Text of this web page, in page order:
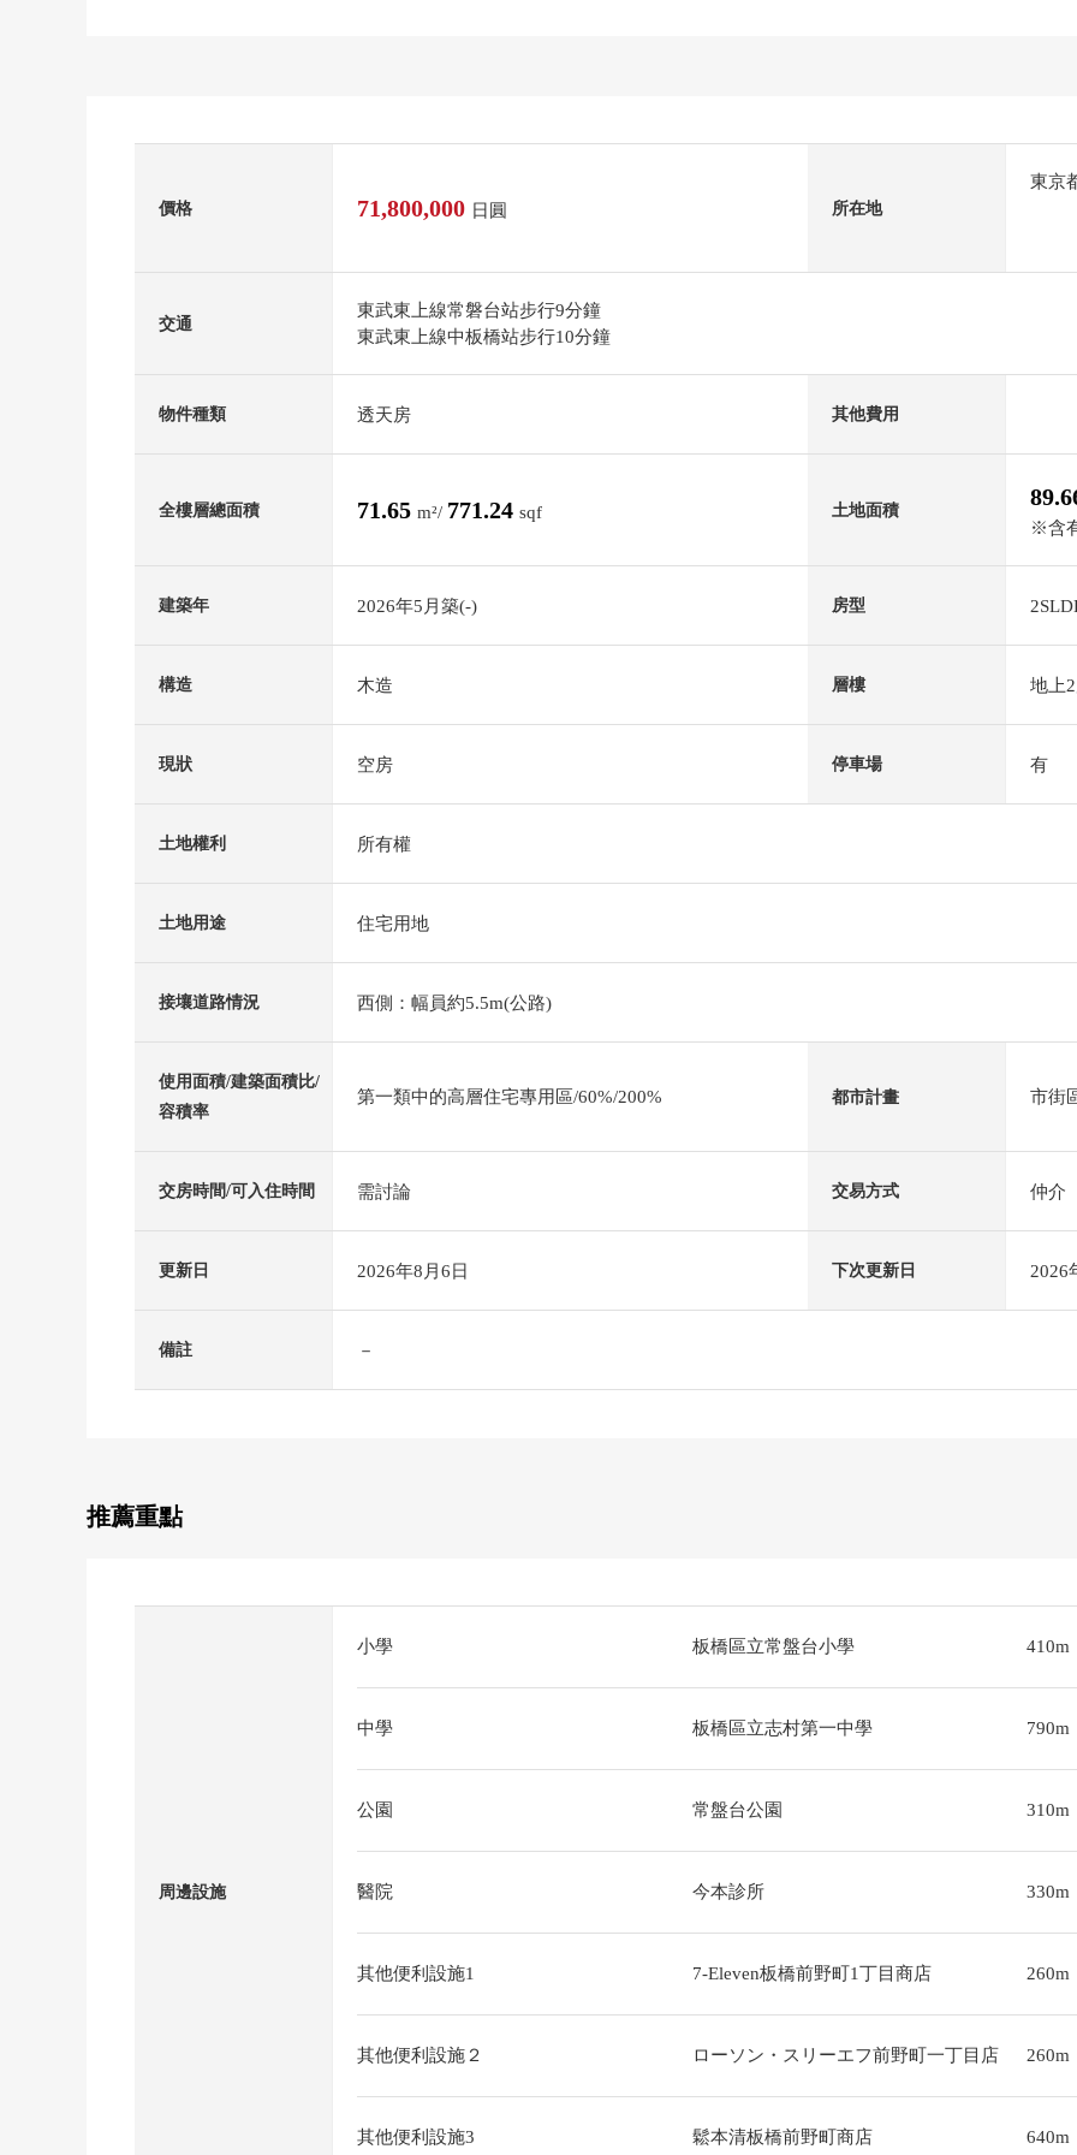
價格 71,800,000 日圓 所在地
東京
交通
東武東上線常磐台站步行9分鐘
東武東上線中板橋站步行10分鐘
物件種類 透天房 其他費用
全樓層總面積 71.65 m²/ 771.24 sqf 土地面積
※含
建築年 2026年5月築(-) 房型
構造 木造 層樓 地上
現狀 空房 停車場 有
土地權利 所有權
土地用途 住宅用地
接壤道路情況 西側：幅員約5.5m(公路)
使用面積/建築面積比/
容積率
第一類中的高層住宅專用區/60%/200% 都市計畫 市街
交房時間/可入住時間 需討論 交易方式 仲介
更新日 2026年8月6日 下次更新日 2026
備註 －
推薦重點
周邊設施
小學 板橋區立常盤台小學 410m
中學 板橋區立志村第一中學 790m
公園 常盤台公園 310m
醫院 今本診所 330m
其他便利設施1 7-Eleven板橋前野町1丁目商店 260m
其他便利設施２ ローソン・スリーエフ前野町一丁目店 260m
其他便利設施3 鬆本清板橋前野町商店 640m